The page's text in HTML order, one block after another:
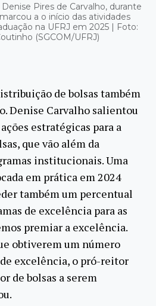
Pires de Carvalho, durante
a o início das atividades
na UFRJ em 2025 | Foto:
(SGCOM/UFRJ)
de bolsas também
Denise Carvalho salientou
estratégicas para a
que vão além da
institucionais. Uma
em prática em 2024
também um percentual
de excelência para as
premiar a excelência.
obtiverem um número
excelência, o pró-reitor
de bolsas a serem